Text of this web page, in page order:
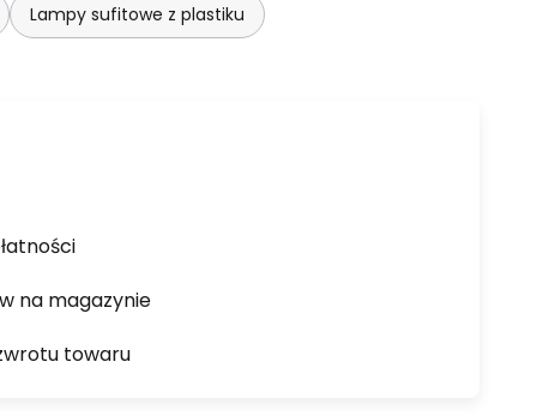
Lampy sufitowe z plastiku
na magazynie
towaru